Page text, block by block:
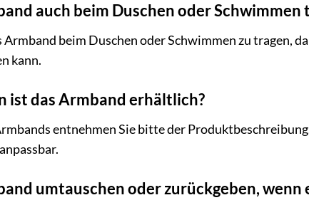
auch beim Duschen oder Schwimmen
Armband beim Duschen oder Schwimmen zu tragen,
kann.
ist das Armband erhältlich?
entnehmen Sie bitte der
umtauschen oder zurückgeben, wenn